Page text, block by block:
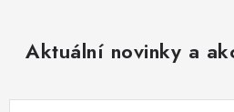
Aktuální novinky a